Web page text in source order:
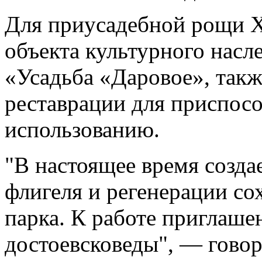
Для приусадебной рощи
объекта культурного
«Усадьба «Даровое»,
реставрации для
использованию.
"В настоящее время
флигеля и регенерации
парка. К работе
достоевсковеды", —